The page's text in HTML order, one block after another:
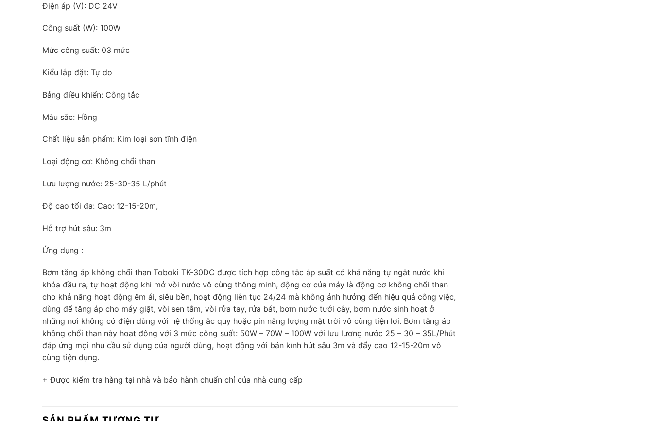
Điện áp (V): DC 24V
Công suất (W): 100W
Mức công suất: 03 mức
Kiểu lắp đặt: Tự do
Bảng điều khiển: Công tắc
Màu sắc: Hồng
Chất liệu sản phẩm: Kim loại sơn tĩnh điện
Loại động cơ: Không chổi than
Lưu lượng nước: 25-30-35 L/phút
Độ cao tối đa: Cao: 12-15-20m,
Hỗ trợ hút sâu: 3m
Ứng dụng :
Bơm tăng áp không chổi than Toboki TK-30DC được tích hợp công tắc áp suất có khả năng tự ngắt nước khi
khóa đầu ra, tự hoạt động khi mở vòi nước vô cùng thông minh, động cơ của máy là động cơ không chổi than
cho khả năng hoạt động êm ái, siêu bền, hoạt động liên tục 24/24 mà không ảnh hưởng đến hiệu quả công việc,
dùng để tăng áp cho máy giặt, vòi sen tắm, vòi rửa tay, rửa bát, bơm nước tưới cây, bơm nước sinh hoạt ở
những nơi không có điện dùng với hệ thống ăc quy hoặc pin năng lượng mặt trời vô cùng tiện lợi. Bơm tăng áp
không chổi than này hoạt động với 3 mức công suất: 50W – 70W – 100W với lưu lượng nước 25 – 30 – 35L/Phút
đáp ứng mọi nhu cầu sử dụng của người dùng, hoạt động với bán kính hút sâu 3m và đẩy cao 12-15-20m vô
cùng tiện dụng.
+ Được kiểm tra hàng tại nhà và bảo hành chuẩn chỉ của nhà cung cấp